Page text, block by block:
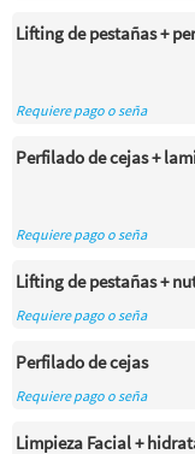
Lifting de pestañas +
Requiere pago o seña
Perfilado de cejas +
Requiere pago o seña
Lifting de pestañas +
Requiere pago o seña
Perfilado de cejas
Requiere pago o seña
Limpieza Facial +